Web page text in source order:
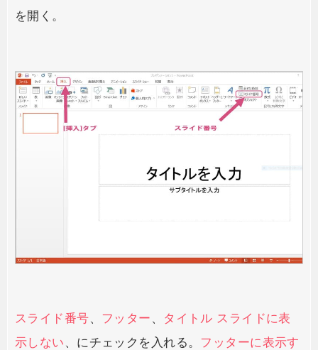
を開く。
スライド番号、 フッター 、 タイトル スライドに表
示しない 、にチェックを入れる。 フッターに表示す